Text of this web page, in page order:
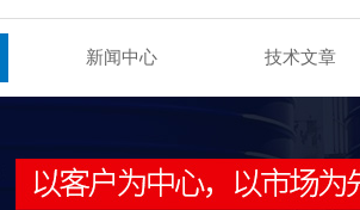
新闻中心 技术文章